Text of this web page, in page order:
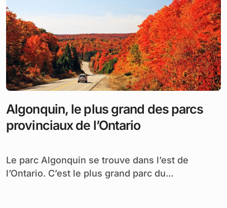
Algonquin, le plus grand des parcs
provinciaux de l’Ontario
Le parc Algonquin se trouve dans l’est de
l’Ontario. C’est le plus grand parc du...